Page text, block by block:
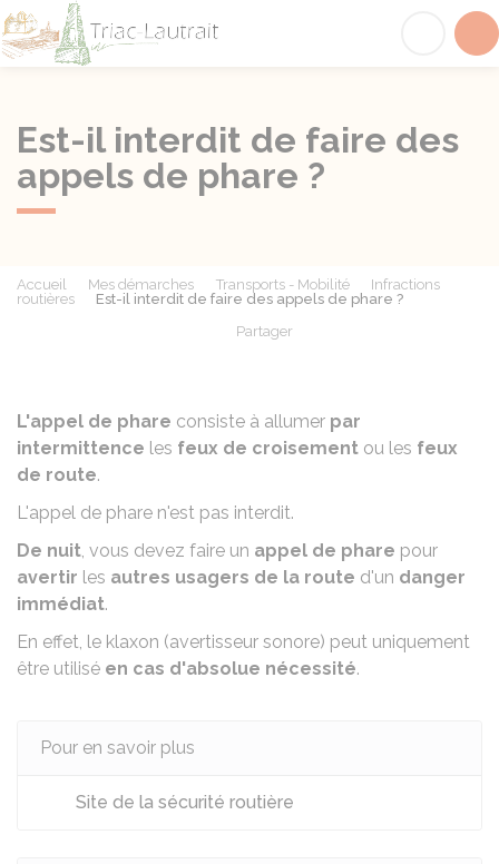
Est-il interdit de faire des
appels de phare ?
Accueil Mes démarches Transports - Mobilité
Infractions
routières
Est-il interdit de faire des appels de phare ?
Partager
L'appel de phare consiste à allumer par
intermittence les feux de croisement ou les feux
de route.
L'appel de phare n'est pas interdit.
De nuit, vous devez faire un appel de phare pour
avertir les autres usagers de la route d'un danger
immédiat.
En effet, le klaxon (avertisseur sonore) peut uniquement
être utilisé en cas d'absolue nécessité.
Pour en savoir plus
Site de la sécurité routière